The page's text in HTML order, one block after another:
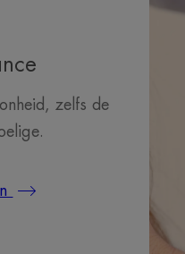
zelfs de